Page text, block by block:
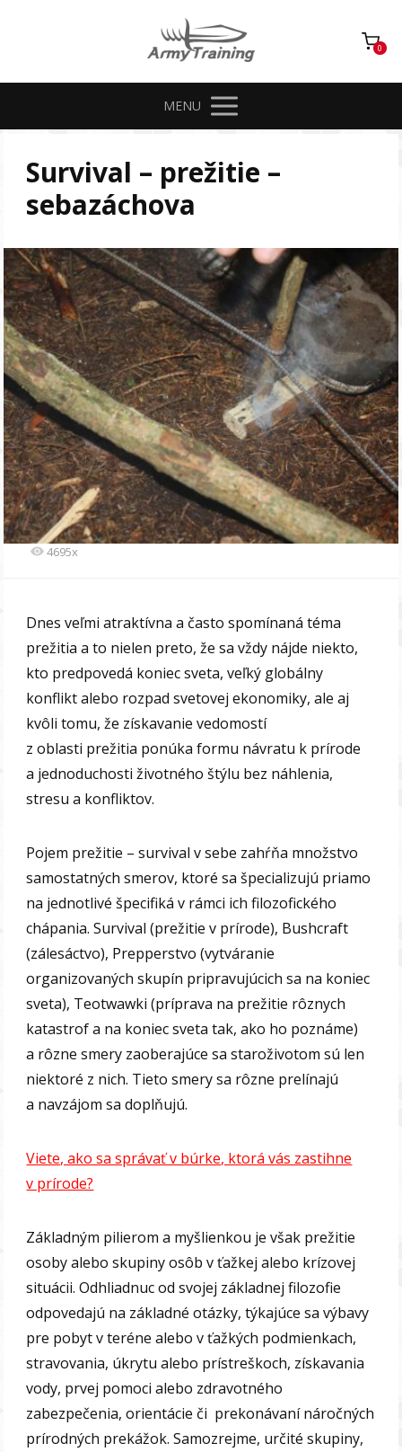
0
MENU
Survival – prežitie –
sebazáchova
4695x
Dnes veľmi atraktívna a často spomínaná téma
prežitia a to nielen preto, že sa vždy nájde niekto,
kto predpovedá koniec sveta, veľký globálny
konflikt alebo rozpad svetovej ekonomiky, ale aj
kvôli tomu, že získavanie vedomostí
z oblasti prežitia ponúka formu návratu k prírode
a jednoduchosti životného štýlu bez náhlenia,
stresu a konfliktov.
Pojem prežitie – survival v sebe zahŕňa množstvo
samostatných smerov, ktoré sa špecializujú priamo
na jednotlivé špecifiká v rámci ich filozofického
chápania. Survival (prežitie v prírode), Bushcraft
(zálesáctvo), Prepperstvo (vytváranie
organizovaných skupín pripravujúcich sa na koniec
sveta), Teotwawki (príprava na prežitie rôznych
katastrof a na koniec sveta tak, ako ho poznáme)
a rôzne smery zaoberajúce sa staroživotom sú len
niektoré z nich. Tieto smery sa rôzne prelínajú
a navzájom sa doplňujú.
Viete, ako sa správať v búrke, ktorá vás zastihne
v prírode?
Základným pilierom a myšlienkou je však prežitie
osoby alebo skupiny osôb v ťažkej alebo krízovej
situácii. Odhliadnuc od svojej základnej filozofie
odpovedajú na základné otázky, týkajúce sa výbavy
pre pobyt v teréne alebo v ťažkých podmienkach,
stravovania, úkrytu alebo prístreškoch, získavania
vody, prvej pomoci alebo zdravotného
zabezpečenia, orientácie či prekonávaní náročných
prírodných prekážok. Samozrejme, určité skupiny,